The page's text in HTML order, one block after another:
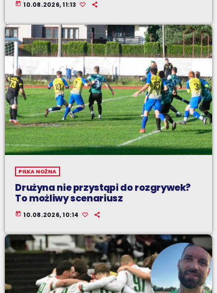
today 10.08.2026, 11:13
PIŁKA NOŻNA
Drużyna nie przystąpi do rozgrywek?
To możliwy scenariusz
today 10.08.2026, 10:14